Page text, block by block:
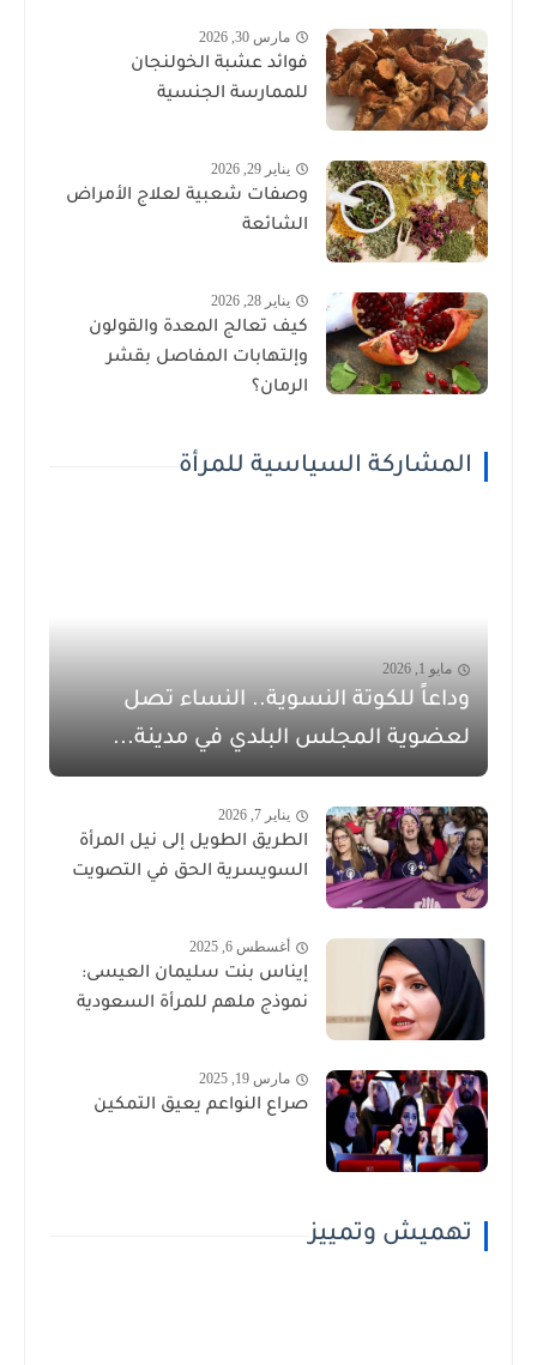
مارس 30, 2026
فوائد عشبة الخولنجان
للممارسة الجنسية
يناير 29, 2026
وصفات شعبية لعلاج الأمراض
الشائعة
يناير 28, 2026
كيف تعالج المعدة والقولون
وإلتهابات المفاصل بقشر
الرمان؟
المشاركة السياسية للمرأة
مايو 1, 2026
وداعاً للكوتة النسوية.. النساء تصل
لعضوية المجلس البلدي في مدينة...
يناير 7, 2026
الطريق الطويل إلى نيل المرأة
السويسرية الحق في التصويت
أغسطس 6, 2025
إيناس بنت سليمان العيسى:
نموذج ملهم للمرأة السعودية
مارس 19, 2025
صراع النواعم يعيق التمكين
تهميش وتمييز